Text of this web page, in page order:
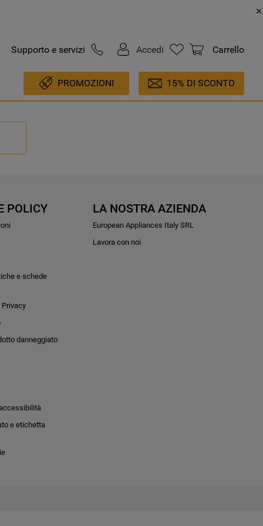
Supporto e servizi Accedi Carrello
PROMOZIONI 15% DI SCONTO
POLICY
e schede
danneggiato
e etichetta
LA NOSTRA AZIENDA
European Appliances Italy SRL
Lavora con noi